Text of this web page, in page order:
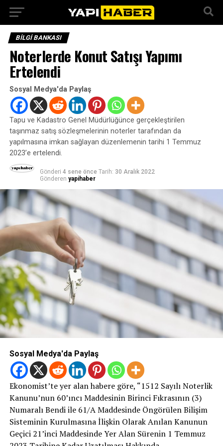
BILGI BANKASI
Noterlerde Konut Satışı Yapımı
Ertelendi
Sosyal Medya'da Paylaş
Tapu ve Kadastro Genel Müdürlüğünce gerçekleştirilen
taşınmaz satış sözleşmelerinin noterler tarafından da
yapılmasına imkan sağlayan düzenlemenin tarihi 1 Temmuz
2023’e ertelendi.
Gönderi 4 sene önce Tarih: 30 Aralık 2022
Gönderen yapihaber
Sosyal Medya'da Paylaş
Ekonomist’te yer alan habere göre, “1512 Sayılı Noterlik
Kanunu’nun 60’ıncı Maddesinin Birinci Fıkrasının (3)
Numaralı Bendi ile 61/A Maddesinde Öngörülen Bilişim
Sisteminin Kurulmasına İlişkin Olarak Anılan Kanunun
Geçici 21’inci Maddesinde Yer Alan Sürenin 1 Temmuz